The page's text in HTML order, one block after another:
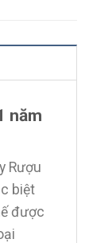
năm
Rượu
biệt
được